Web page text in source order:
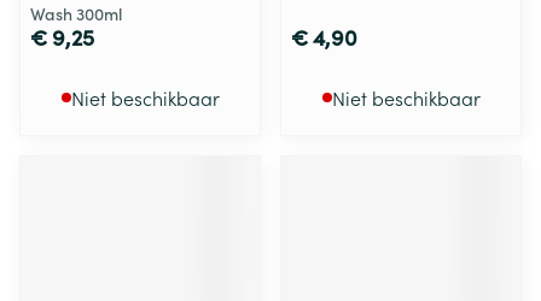
Wash 300ml
€ 9,25
Niet beschikbaar
€ 4,90
Niet beschikbaar